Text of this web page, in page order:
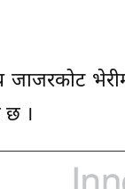
जाजरकोट
छ ।